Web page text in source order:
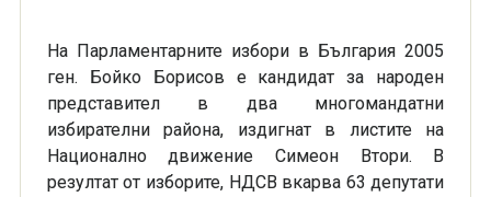
На Парламентарните избори в България 2005
ген. Бойко Борисов е кандидат за народен
представител в два многомандатни
избирателни района, издигнат в листите на
Национално движение Симеон Втори. В
резултат от изборите, НДСВ вкарва 63 депутати